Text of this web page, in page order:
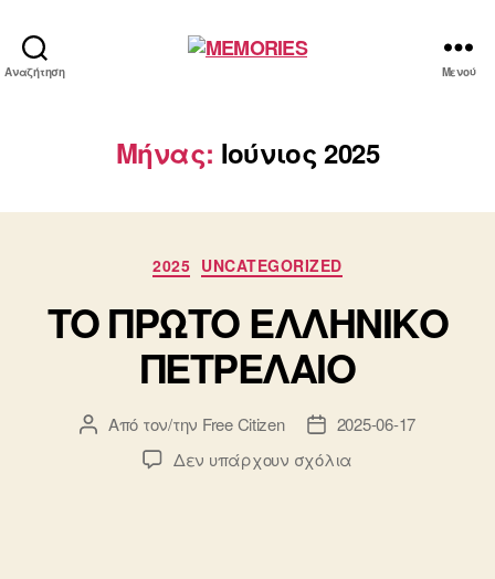
Αναζήτηση Μενού
Μήνας: Ιούνιος 2025
Κατηγορίες
2025 UNCATEGORIZED
ΤΟ ΠΡΩΤΟ ΕΛΛΗΝΙΚΟ
ΠΕΤΡΕΛΑΙΟ
Συντάκτης
άρθρου
Από τον/την Free Citizen
Ημ.
δημοσίευσης
2025-06-17
Δεν υπάρχουν σχόλια